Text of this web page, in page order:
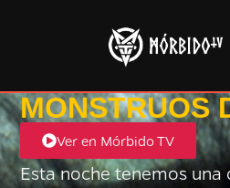
MONSTRUOS
Ver en Mórbido TV
Esta noche tenemos una